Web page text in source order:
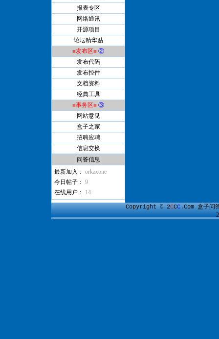
报表专区
网络通讯
开源项目
论坛精华贴
≡发布区≡ ②
发布代码
发布控件
文档资料
经典工具
≡事务区≡ ③
网站意见
盒子之家
招聘应聘
信息交换
问答信息
最新加入： orkaxone
今日帖子： 9
在线用户： 14
Copyright © 2CCC.Com盒子问